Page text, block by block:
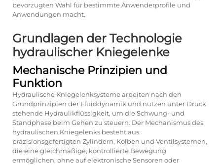
bevorzugten Wahl für bestimmte Anwenderprofile und
Anwendungen macht.
Grundlagen der Technologie
hydraulischer Kniegelenke
Mechanische Prinzipien und
Funktion
Hydraulische Kniegelenksysteme arbeiten nach den
Grundprinzipien der Fluiddynamik und nutzen unter Druck
stehende Hydraulikflüssigkeit, um die Schwung- und
Standphase beim Gehen zu steuern. Der Mechanismus des
hydraulischen Kniegelenks besteht aus
präzisionsgefertigten Zylindern, Kolben und Ventilsystemen,
die eine gleichmäßige, kontrollierte Bewegung
ermöglichen, ohne auf elektronische Sensoren oder